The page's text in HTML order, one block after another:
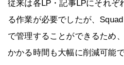
従来は各LP・記事LPにそれぞ
る作業が必要でしたが、
で管理することができるため
かかる時間も大幅に削減可能で